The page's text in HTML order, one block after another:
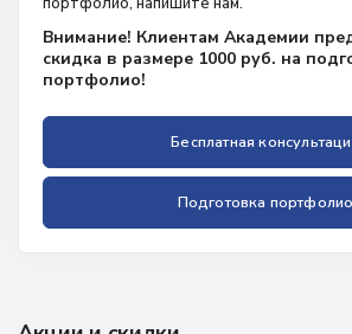
Внимание! Клиентам Академии
скидка в размере 1000 руб. на
портфолио!
Бесплатная
Подготовка портфолио